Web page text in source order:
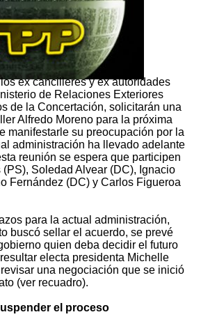
ex cancilleres y ex autoridades
de Relaciones Exteriores
de la Concertación, solicitarán una
Alfredo Moreno para la próxima
manifestarle su preocupación por la
administración ha llevado adelante
reunión se espera que participen
Soledad Alvear (DC), Ignacio
Fernández (DC) y Carlos Figueroa
para la actual administración,
buscó sellar el acuerdo, se prevé
quien deba decidir el futuro
electa presidenta Michelle
una negociación que se inició
(ver recuadro).
el proceso